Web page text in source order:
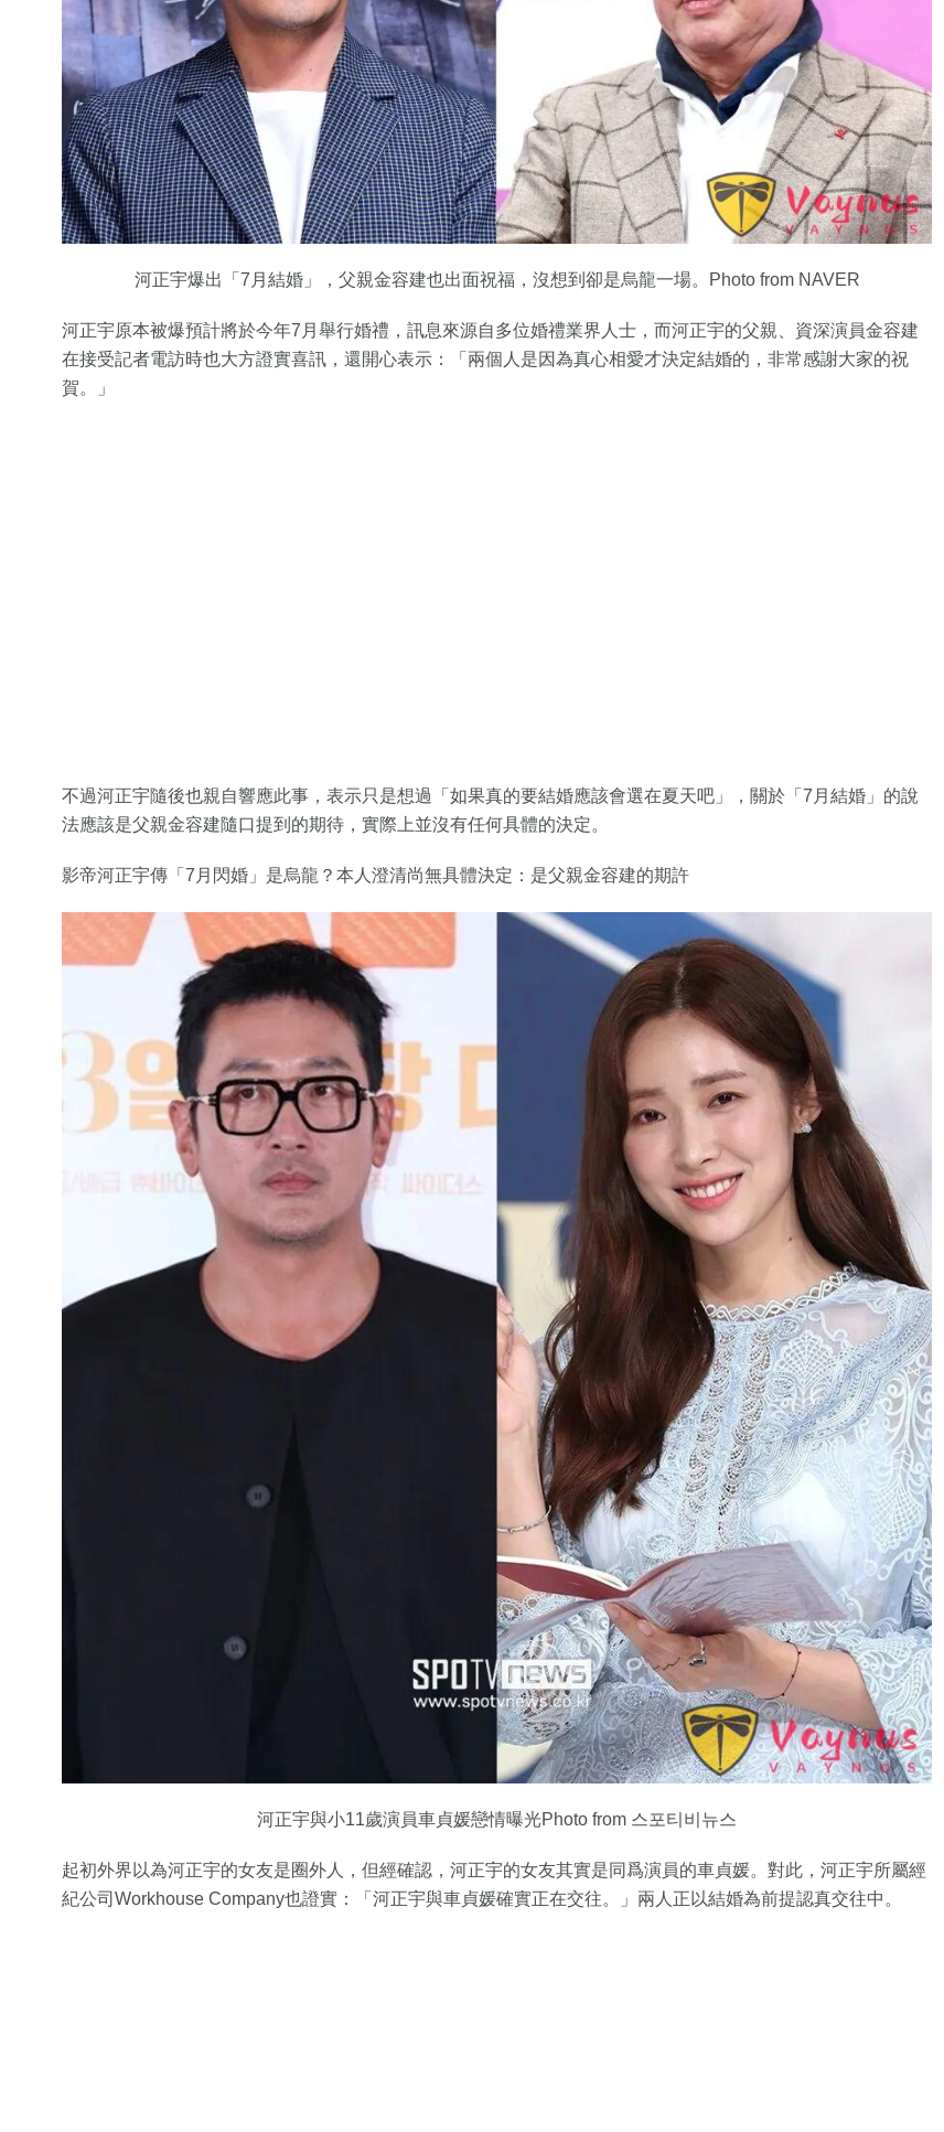
河正宇爆出「7月結婚」，父親金容建也出面祝福，沒想到卻是烏龍一場。Photo from NAVER
河正宇原本被爆預計將於今年7月舉行婚禮，訊息來源自多位婚禮業界人士，而河正宇的父親、資深演員金容建
在接受記者電訪時也大方證實喜訊，還開心表示：「兩個人是因為真心相愛才決定結婚的，非常感謝大家的祝
賀。」
不過河正宇隨後也親自響應此事，表示只是想過「如果真的要結婚應該會選在夏天吧」，關於「7月結婚」的說
法應該是父親金容建隨口提到的期待，實際上並沒有任何具體的決定。
影帝河正宇傳「7月閃婚」是烏龍？本人澄清尚無具體決定：是父親金容建的期許
河正宇與小11歲演員車貞媛戀情曝光Photo from 스포티비뉴스
起初外界以為河正宇的女友是圈外人，但經確認，河正宇的女友其實是同爲演員的車貞媛。對此，河正宇所屬經
紀公司Workhouse Company也證實：「河正宇與車貞媛確實正在交往。」兩人正以結婚為前提認真交往中。